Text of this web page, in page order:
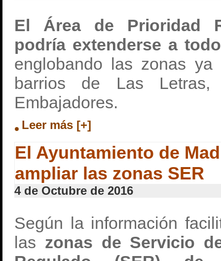
El Área de Prioridad
podría extenderse a
englobando las zonas ya
barrios de Las
Embajadores.
Leer más [+]
El Ayuntamiento de
ampliar las zonas SER
4 de Octubre de 2016
Según la información
las zonas de Servicio